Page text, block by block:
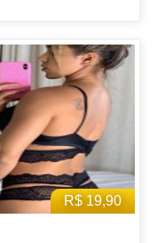
R$ 19,90